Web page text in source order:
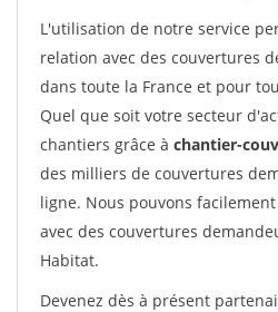
L'utilisation de notre service
relation avec des couvertures
dans toute la France et pour
Quel que soit votre secteur
chantiers grâce à chantier-
des milliers de couvertures
ligne. Nous pouvons
avec des couvertures
Habitat.
Devenez dès à présent